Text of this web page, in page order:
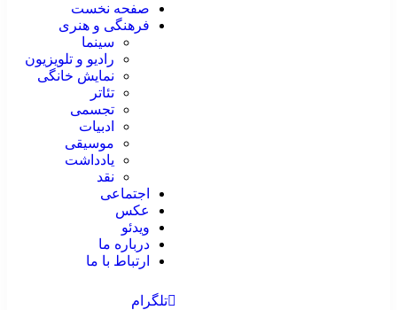
صفحه نخست
فرهنگی و هنری
سینما
رادیو و تلویزیون
نمایش خانگی
تئاتر
تجسمی
ادبیات
موسیقی
یادداشت
نقد
اجتماعی
عکس
ویدئو
درباره ما
ارتباط با ما
تلگرام